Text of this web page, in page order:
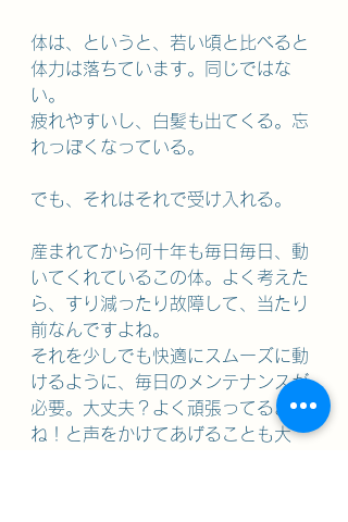
体は、というと、若い頃と比べると
体力は落ちています。同じではな
い。
疲れやすいし、白髪も出てくる。忘
れっぽくなっている。
でも、それはそれで受け入れる。
産まれてから何十年も毎日毎日、動
いてくれているこの体。よく考えた
ら、すり減ったり故障して、当たり
前なんですよね。
それを少しでも快適にスムーズに動
けるように、毎日のメンテナンスが
必要。大丈夫？よく頑張ってるよ
ね！と声をかけてあげることも大